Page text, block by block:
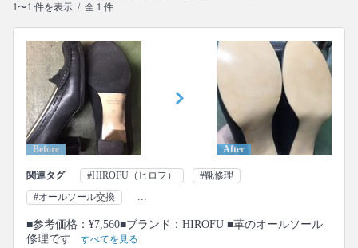
1〜1 件を表示 / 全 1 件
Before After
関連タグ #HIROFU（ヒロフ）
#靴修理
#オールソール交換
...
■参考価格：¥7,560■ブランド：HIROFU ■革のオールソール
修理です
すべてを見る